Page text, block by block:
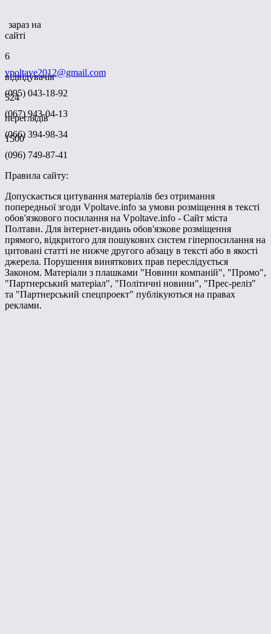
зараз на
сайті
6
відвідувачів
524
переглядів
1500
vpoltave2012@gmail.com
(095) 043-18-92
(067) 943-04-13
(066) 394-98-34
(096) 749-87-41
Правила сайту:
Допускається цитування матеріалів без отримання
попередньої згоди Vpoltave.info за умови розміщення в тексті
обов'язкового посилання на Vpoltave.info - Сайт міста
Полтави. Для інтернет-видань обов'язкове розміщення
прямого, відкритого для пошукових систем гіперпосилання на
цитовані статті не нижче другого абзацу в тексті або в якості
джерела. Порушення виняткових прав переслідується
Законом. Матеріали з плашками "Новини компаній", "Промо",
"Партнерський матеріал", "Політичні новини", "Прес-реліз"
та "Партнерський спецпроект" публікуються на правах
реклами.